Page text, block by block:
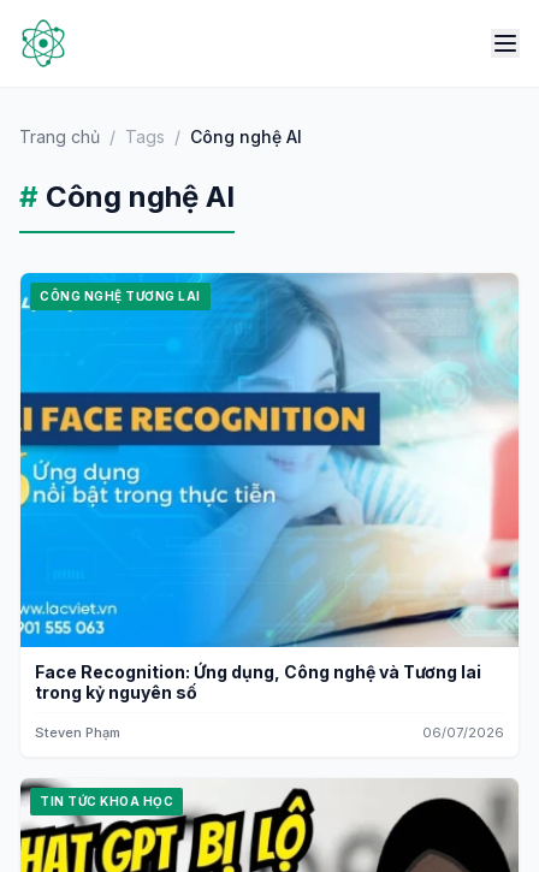
Trang chủ / Tags / Công nghệ AI
# Công nghệ AI
CÔNG NGHỆ TƯƠNG LAI
Face Recognition: Ứng dụng, Công nghệ và Tương lai
trong kỷ nguyên số
Steven Phạm 06/07/2026
TIN TỨC KHOA HỌC